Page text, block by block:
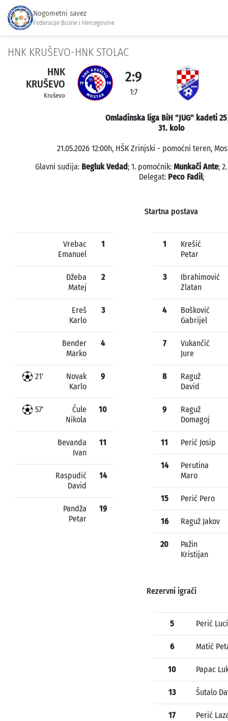
Nogometni savez
Federacije Bosne i Hercegovine
HNK KRUŠEVO-HNK STOLAC
HNK
KRUŠEVO
Kruševo
2:9
1:7
Omladinska liga BiH "JUG" kadeti
31. kolo
21.05.2026 12:00h, HŠK Zrinjski - pomoćni teren,
Glavni sudija: Begluk Vedad; 1. pomoćnik: Munkači Ante;
Delegat: Peco Fadil;
Startna postava
Vrebac
Emanuel
1
Džeba
Matej
2
Ereš
Karlo
3
Bender
Marko
4
21'
Novak
Karlo
9
57'
Čule
Nikola
10
Bevanda
Ivan
11
Raspudić
David
14
Pandža
Petar
19
1
Krešić
Petar
3
Ibrahimović
Zlatan
4
Bošković
Gabrijel
7
Vukančić
Jure
8
Raguž
David
9
Raguž
Domagoj
11 Perić Josip
14
Perutina
Maro
15 Perić Pero
16 Raguž Jakov
20
Pažin
Kristijan
Rezervni igrači
5 Perić
6 Matić
10 Papac
13 Šutalo
17 Perić